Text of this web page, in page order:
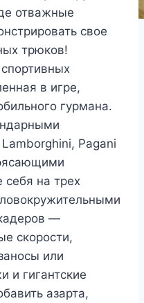
отважные
свое
трюков!
в игре,
гурмана.
Pagani
себя на трех
—
скорости,
или
и гигантские
азарта,